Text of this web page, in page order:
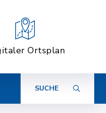
Ortsplan
SUCHE